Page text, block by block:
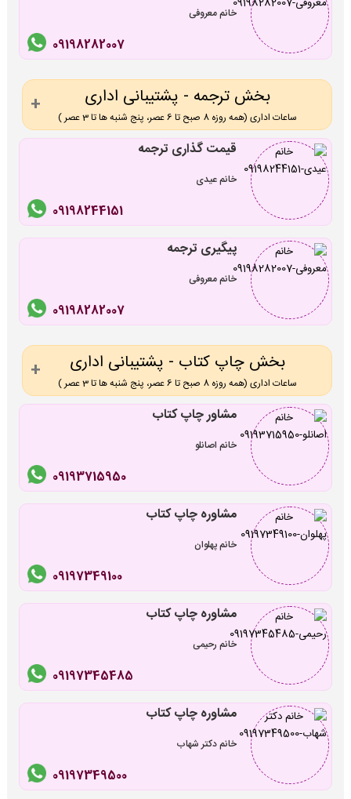
خانم معروفی
09198282007
بخش ترجمه - پشتیبانی اداری
ساعات اداری (همه روزه 8 صبح تا 6 عصر، پنج شنبه ها تا 3 عصر )
قیمت گذاری ترجمه
خانم عیدی
09198244151
پیگیری ترجمه
خانم معروفی
09198282007
بخش چاپ کتاب - پشتیبانی اداری
ساعات اداری (همه روزه 8 صبح تا 6 عصر، پنج شنبه ها تا 3 عصر )
مشاور چاپ کتاب
خانم اصانلو
09193715950
مشاوره چاپ کتاب
خانم پهلوان
09197349100
مشاوره چاپ کتاب
خانم رحیمی
09197345485
مشاوره چاپ کتاب
خانم دکتر شهاب
09197349500